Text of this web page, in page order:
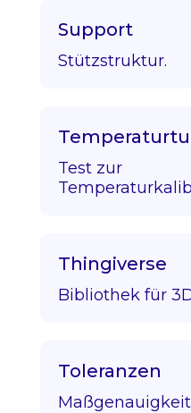
Support
Stützstruktur.
Test zur
Thingiverse
Bibliothek für
Toleranzen